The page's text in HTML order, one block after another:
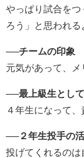
やっぱり試合を
ろう」と思われる
──チームの印象
元気があって、メ
──最上級生とし
４年生になって、
──２年生投手の
投げてくれるのは